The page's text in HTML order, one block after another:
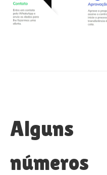
Alguns
números